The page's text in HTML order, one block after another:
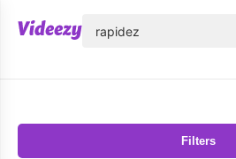
Filters